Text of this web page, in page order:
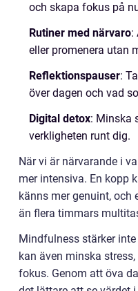
och skapa fokus på
Rutiner med närvaro:
eller promenera utan
Reflektionspauser:
över dagen och vad
Digital detox: Minska
verkligheten runt dig.
När vi är närvarande i
mer intensiva. En kopp
känns mer genuint, och
än flera timmars
Mindfulness stärker
kan även minska
fokus. Genom att öva